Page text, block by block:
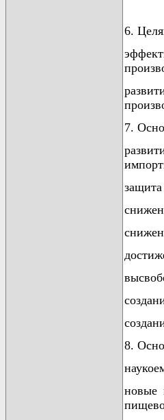
6.
7.
8.
новые